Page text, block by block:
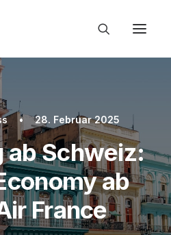
• 28. Februar 2025
ab Schweiz:
ab
France